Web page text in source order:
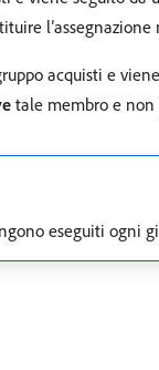
l’assegnazione
acquisti e
tale membro e non
eseguiti ogni